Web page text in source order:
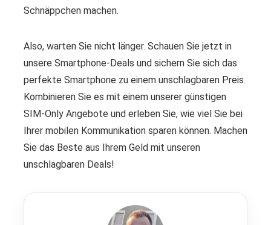
Schnäppchen machen.
Also, warten Sie nicht länger. Schauen Sie jetzt in
unsere Smartphone-Deals und sichern Sie sich das
perfekte Smartphone zu einem unschlagbaren Preis.
Kombinieren Sie es mit einem unserer günstigen
SIM-Only Angebote und erleben Sie, wie viel Sie bei
Ihrer mobilen Kommunikation sparen können. Machen
Sie das Beste aus Ihrem Geld mit unseren
unschlagbaren Deals!